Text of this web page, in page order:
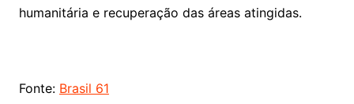
humanitária e recuperação das áreas atingidas.
Fonte: Brasil 61